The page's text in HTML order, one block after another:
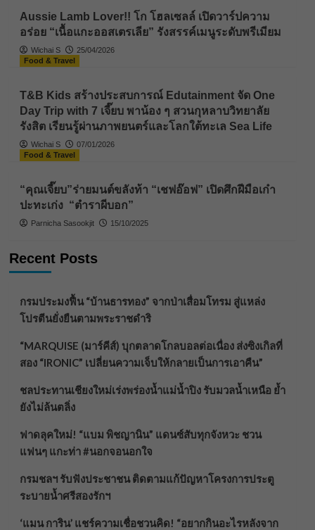
Aussie Lamb Lover!! โก โฮลเซลล์ เปิดวาร์ปความ
อร่อย “เนื้อแกะออสเตรเลีย” รังสรรค์เมนูระดับพรีเมียม
Wichai S
25/04/2026
Food & Travel
T&B Kids สร้างประสบการณ์ Edutainment จัด One
Day Trip with 7 เจี๊ยบ พาน้อง ๆ สวนกุหลาบวิทยาลัย
รังสิต เรียนรู้ผ่านภาพยนตร์และโลกใต้ทะเล Sea Life
Wichai S
07/01/2026
Food & Travel
“คุณเจี๊ยบ”ร่ายมนต์ขลังท้า “เชฟอ๊อฟ” เปิดศึกฝีมือเก๋า
ปะทะเก่ง “ตำราผีบอก”
Parnicha Sasookjit 15/10/2025
Recent Posts
กรมประมงฟื้น “บ้านธารทอง” จากป่าเสื่อมโทรม สู่แหล่ง
โปรตีนยั่งยืนตามพระราชดำริ
“MARQUISE (มาร์คีส์) บุกตลาดโกลบอลต่อเนื่อง ส่งซิงเกิลที่
สอง “IRONIC” เปลี่ยนความเจ็บให้กลายเป็นการเอาคืน”
ชลประทานเชียงใหม่เร่งพร่องน้ำแม่น้ำปิง รับมวลน้ำเหนือ ย้ำ
ยังไม่ล้นตลิ่ง
ฟาดลุคใหม่! “แบม พิชญานิน” แดนซ์สับทุกจังหวะ ชวน
แฟนๆ แกะท่า #นอกจอนอกใจ
กรมชลฯ รับฟังประชาชน ติดตามแก้ปัญหาโครงการประตู
ระบายน้ำศรีสองรักฯ
‘แมน การิน’ แชร์ความเชื่อชวนคิด! “อยากกินอะไรหลังจาก